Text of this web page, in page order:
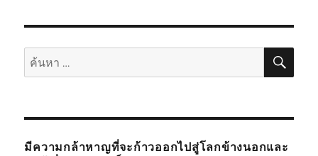
ค้นหา: ค้น
มีความกล้าหาญที่จะก้าวออกไปสู่โลกข้างนอกและ